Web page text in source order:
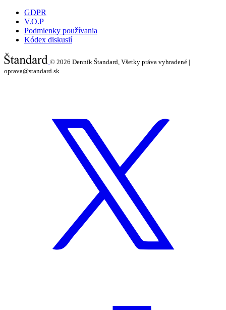
GDPR
V.O.P
Podmienky používania
Kódex diskusií
© 2026 Denník Štandard, Všetky práva vyhradené |
oprava@standard.sk